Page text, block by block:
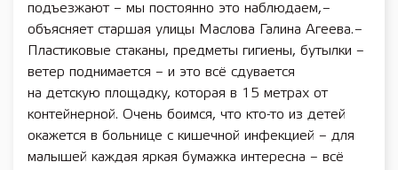
подъезжают – мы постоянно это наблюдаем, –
объясняет старшая улицы Маслова Галина Агеева. –
Пластиковые стаканы, предметы гигиены, бутылки –
ветер поднимается – и это всё сдувается
на детскую площадку, которая в 15 метрах от
контейнерной. Очень боимся, что ­кто-то из детей
окажется в больнице с кишечной инфекцией – для
малышей каждая яркая бумажка интересна – всё